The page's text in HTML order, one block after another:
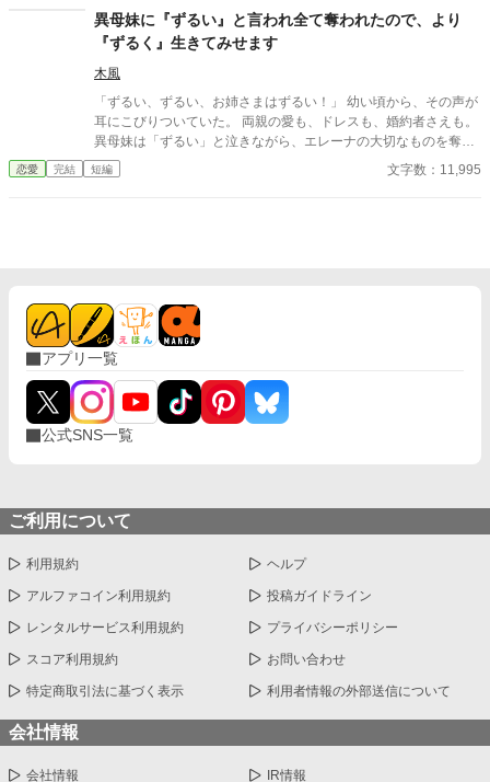
異母妹に『ずるい』と言われ全て奪われたので、より
『ずるく』生きてみせます
木風
「ずるい、ずるい、お姉さまはずるい！」 幼い頃から、その声が
耳にこびりついていた。 両親の愛も、ドレスも、婚約者さえも。
異母妹は「ずるい」と泣きながら、エレーナの大切なものを奪っ
ていった。 けれど、侯爵令嬢エレーナはもう泣かない。 代わりに
社交界で、可哀想で、けれど気高い令嬢を演じることにした。 そ
恋愛 完結 短編 文字数：11,995
アプリ一覧
公式SNS一覧
ご利用について
利用規約 ヘルプ
アルファコイン利用規約 投稿ガイドライン
レンタルサービス利用規約 プライバシーポリシー
スコア利用規約 お問い合わせ
特定商取引法に基づく表示 利用者情報の外部送信について
会社情報
会社情報 IR情報